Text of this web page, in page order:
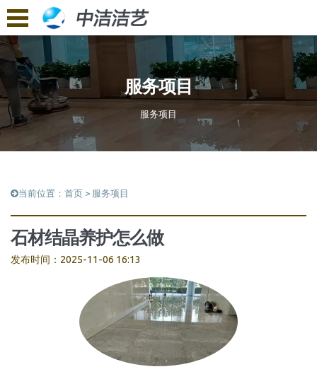
服务项目
服务项目
当前位置： 首页 > 服务项目
石材结晶养护怎么做
发布时间：2025-11-06 16:13